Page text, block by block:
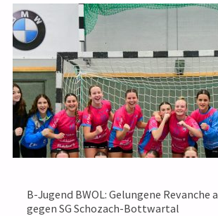
HSG
METZINGEN
GEGEN
SCHOZACH-
B-Jugend BWOL: Gelungene Revanche
gegen SG Schozach-Bottwartal